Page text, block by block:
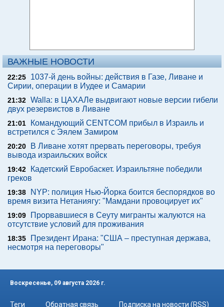
ВАЖНЫЕ НОВОСТИ
22:25
1037-й день войны: действия в Газе, Ливане и
Сирии, операции в Иудее и Самарии
21:32 Walla: в ЦАХАЛе выдвигают новые версии гибели
двух резервистов в Ливане
21:01
Командующий CENTCOM прибыл в Израиль и
встретился с Эялем Замиром
20:20
В Ливане хотят прервать переговоры, требуя
вывода израильских войск
19:42
Кадетский Евробаскет. Израильтяне победили
греков
19:38
NYP: полиция Нью-Йорка боится беспорядков во
время визита Нетаниягу: "Мамдани провоцирует их"
19:09
Прорвавшиеся в Сеуту мигранты жалуются на
отсутствие условий для проживания
18:35
Президент Ирана: "США – преступная держава,
несмотря на переговоры"
Воскресенье, 09 августа 2026 г.
Теги Обратная связь Подписка на новости (RSS)